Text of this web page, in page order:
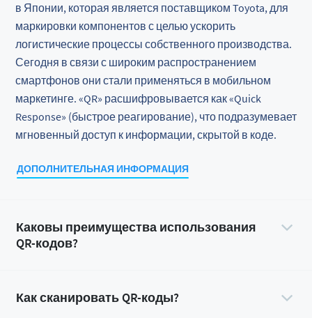
в Японии, которая является поставщиком Toyota, для
маркировки компонентов с целью ускорить
логистические процессы собственного производства.
Сегодня в связи с широким распространением
смартфонов они стали применяться в мобильном
маркетинге. «QR» расшифровывается как «Quick
Response» (быстрое реагирование), что подразумевает
мгновенный доступ к информации, скрытой в коде.
ДОПОЛНИТЕЛЬНАЯ ИНФОРМАЦИЯ
Каковы преимущества использования
QR-кодов?
Как сканировать QR-коды?